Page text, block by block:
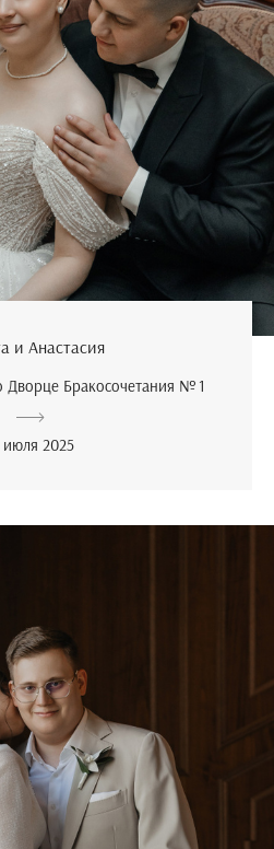
и Анастасия
Дворце Бракосочетания № 1
июля 2025